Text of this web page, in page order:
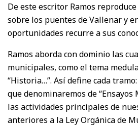
De este escritor Ramos
sobre los puentes de Vallenar y
oportunidades recurre a sus
Ramos aborda con dominio las
municipales, como el tema
“Historia…”. Así define cada
que denominaremos de “Ensayos
las actividades principales de
anteriores a la Ley Orgánica de